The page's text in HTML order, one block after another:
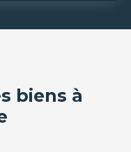
biens à